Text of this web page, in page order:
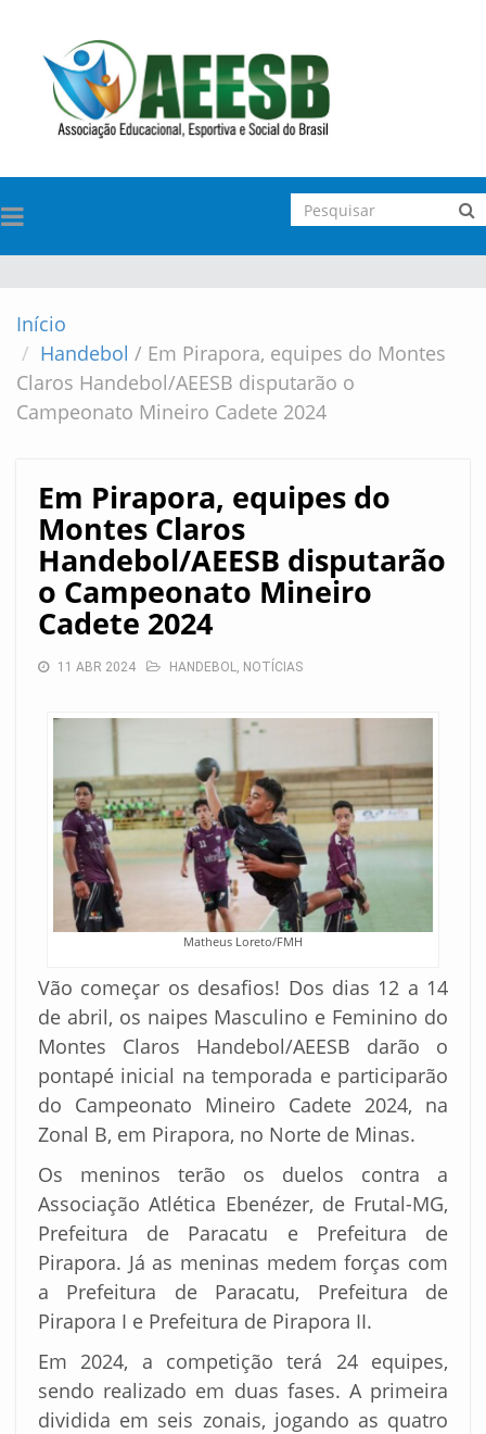
TOGGLE
NAVIGATION
Início
Handebol / Em Pirapora, equipes do Montes
Claros Handebol/AEESB disputarão o
Campeonato Mineiro Cadete 2024
Em Pirapora, equipes do
Montes Claros
Handebol/AEESB disputarão
o Campeonato Mineiro
Cadete 2024
11 ABR 2024 HANDEBOL, NOTÍCIAS
Matheus Loreto/FMH
Vão começar os desafios! Dos dias 12 a 14
de abril, os naipes Masculino e Feminino do
Montes Claros Handebol/AEESB darão o
pontapé inicial na temporada e participarão
do Campeonato Mineiro Cadete 2024, na
Zonal B, em Pirapora, no Norte de Minas.
Os meninos terão os duelos contra a
Associação Atlética Ebenézer, de Frutal-MG,
Prefeitura de Paracatu e Prefeitura de
Pirapora. Já as meninas medem forças com
a Prefeitura de Paracatu, Prefeitura de
Pirapora I e Prefeitura de Pirapora II.
Em 2024, a competição terá 24 equipes,
sendo realizado em duas fases. A primeira
dividida em seis zonais, jogando as quatro